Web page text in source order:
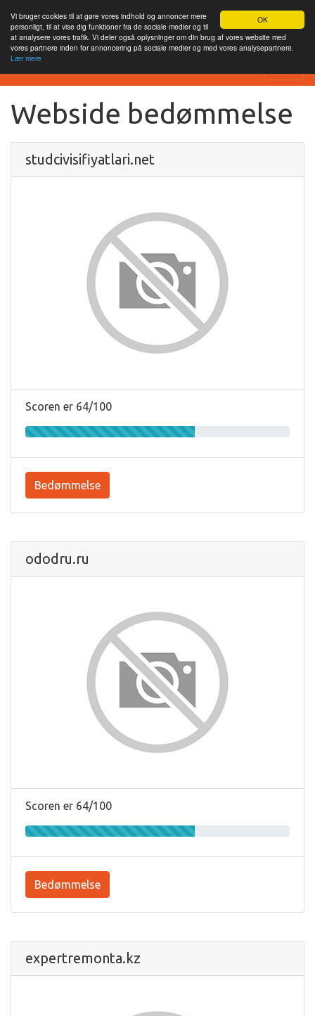
OK
Vi bruger cookies til at gøre vores indhold og annoncer mere
personligt, til at vise dig funktioner fra de sociale medier og til
at analysere vores trafik. Vi deler også oplysninger om din brug af vores website med
vores partnere inden for annoncering på sociale medier og med vores analysepartnere.
Lær mere
SEO Analytics
Webside bedømmelse
studcivisifiyatlari.net
Scoren er 64/100
Bedømmelse
ododru.ru
Scoren er 64/100
Bedømmelse
expertremonta.kz